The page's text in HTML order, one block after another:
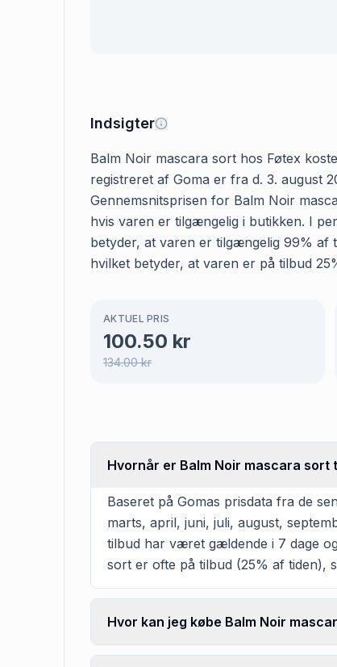
Indsigter
Balm Noir mascara sort hos Føtex
registreret af Goma er fra d. 3. august
Gennemsnitsprisen for Balm Noir
hvis varen er tilgængelig i butikken. I
betyder, at varen er tilgængelig 99% af
hvilket betyder, at varen er på tilbud
AKTUEL PRIS
100.50 kr
134.00kr
Hvornår er Balm Noir mascara sort
Baseret på Gomas prisdata fra de
marts, april, juni, juli, august,
tilbud har været gældende i 7 dage
sort er ofte på tilbud (25% af tiden),
Hvor kan jeg købe Balm Noir